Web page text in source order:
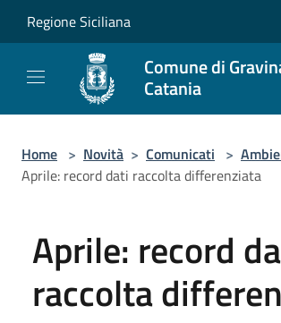
Regione Siciliana
Comune di
Catania
Home > Novità > Comunicati >
Aprile: record dati raccolta differenziata
Aprile: record
raccolta